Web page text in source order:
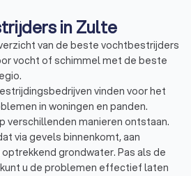
in Zulte
van de beste vochtbestrijders
vocht of schimmel met de beste
vinden voor het
in woningen en panden.
verschillenden manieren ontstaan.
via gevels binnenkomt, aan
grondwater. Pas als de
u de problemen effectief laten